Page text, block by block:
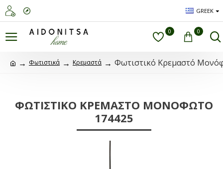
GREEK
0 0
Φωτιστικά Κρεμαστά Φωτιστικό Κρεμαστό
ΦΩΤΙΣΤΙΚΌ ΚΡΕΜΑΣΤΌ ΜΟΝΌΦΩΤΟ
174425